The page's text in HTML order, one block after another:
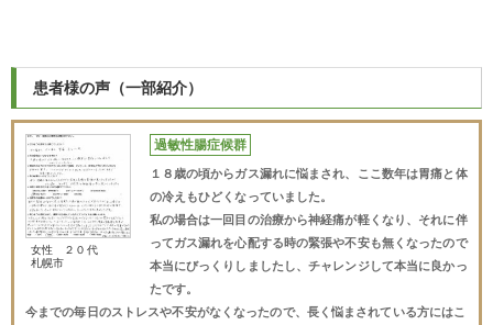
患者様の声（一部紹介）
女性 ２０代
札幌市
過敏性腸症候群
１８歳の頃からガス漏れに悩まされ、ここ数年は胃痛と体
の冷えもひどくなっていました。
私の場合は一回目の治療から神経痛が軽くなり、それに伴
ってガス漏れを心配する時の緊張や不安も無くなったので
本当にびっくりしましたし、チャレンジして本当に良かっ
たです。
今までの毎日のストレスや不安がなくなったので、長く悩まされている方にはこ